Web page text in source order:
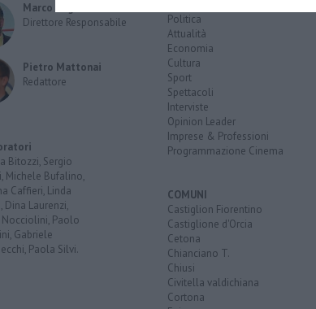
Marco Migli
Direttore Responsabile
Pietro Mattonai
Redattore
Bitozzi, Sergio
Michele Bufalino,
Caffieri, Linda
Dina Laurenzi,
Paolo
Gabriele
Paola Silvi.
Politica
Attualità
Economia
Cultura
Sport
Spettacoli
Interviste
Opinion Leader
Imprese & Professioni
Programmazione Cinema
COMUNI
Castiglion Fiorentino
Castiglione d'Orcia
Cetona
Chianciano T.
Chiusi
Civitella valdichiana
Cortona